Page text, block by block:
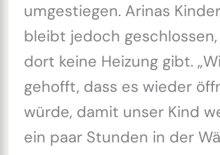
umgestiegen. Arinas
bleibt jedoch
dort keine Heizung gibt.
gehofft, dass es wieder
würde, damit unser Kind
ein paar Stunden in der